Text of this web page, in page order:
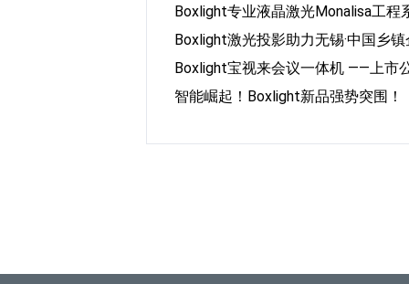
Boxlight专业液晶激光Monalisa工
Boxlight激光投影助力无锡·中国乡
Boxlight宝视来会议一体机 ——上市
智能崛起！Boxlight新品强势突围！